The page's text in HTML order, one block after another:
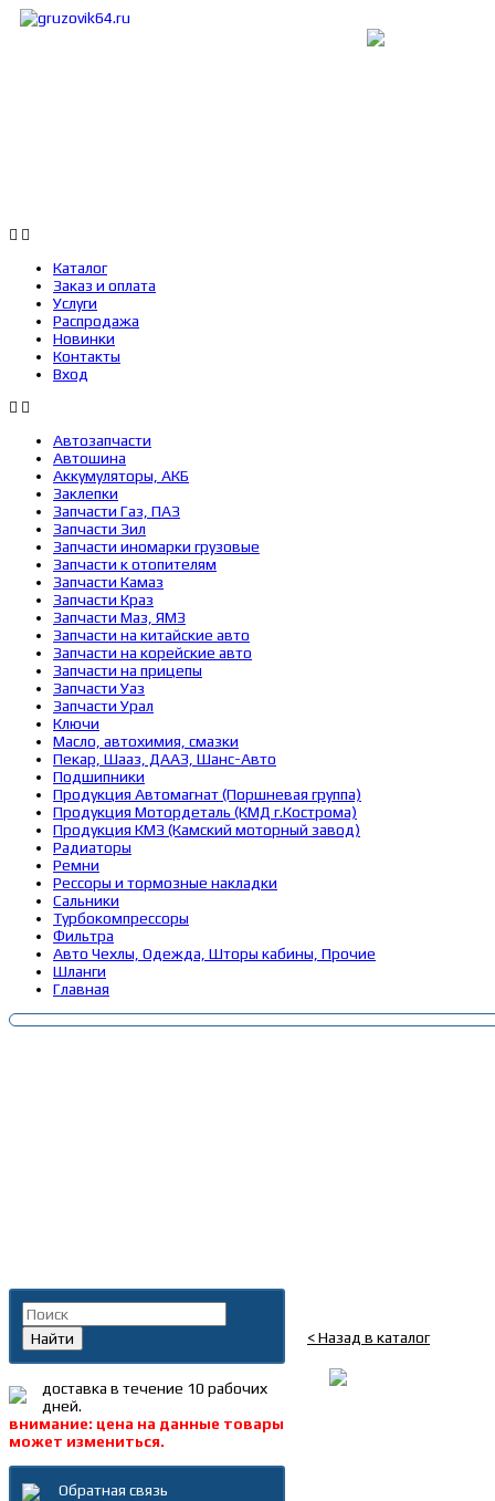
Каталог
Заказ и оплата
Услуги
Распродажа
Новинки
Контакты
Вход
Автозапчасти
Автошина
Аккумуляторы, АКБ
Заклепки
Запчасти Газ, ПАЗ
Запчасти Зил
Запчасти иномарки грузовые
Запчасти к отопителям
Запчасти Камаз
Запчасти Краз
Запчасти Маз, ЯМЗ
Запчасти на китайские авто
Запчасти на корейские авто
Запчасти на прицепы
Запчасти Уаз
Запчасти Урал
Ключи
Масло, автохимия, смазки
Пекар, Шааз, ДААЗ, Шанс-Авто
Подшипники
Продукция Автомагнат (Поршневая группа)
Продукция Мотордеталь (КМД г.Кострома)
Продукция КМЗ (Камский моторный завод)
Радиаторы
Ремни
Рессоры и тормозные накладки
Сальники
Турбокомпрессоры
Фильтра
Авто Чехлы, Одежда, Шторы кабины, Прочие
Шланги
Главная
< Назад в каталог
Найти
доставка в течение 10 рабочих
дней.
внимание: цена на данные товары
может измениться.
Обратная связь